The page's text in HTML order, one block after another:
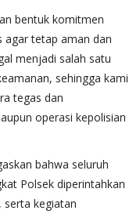
bentuk komitmen
agar tetap aman dan
menjadi salah satu
sehingga kami
tegas dan
operasi kepolisian
bahwa seluruh
Polsek diperintahkan
serta kegiatan